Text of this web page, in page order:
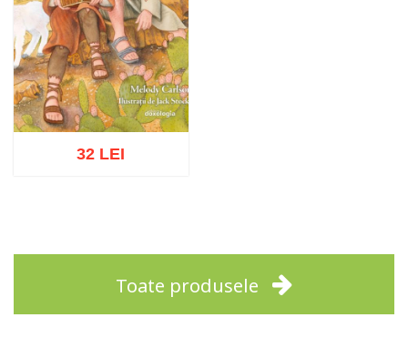
32 LEI
Toate produsele